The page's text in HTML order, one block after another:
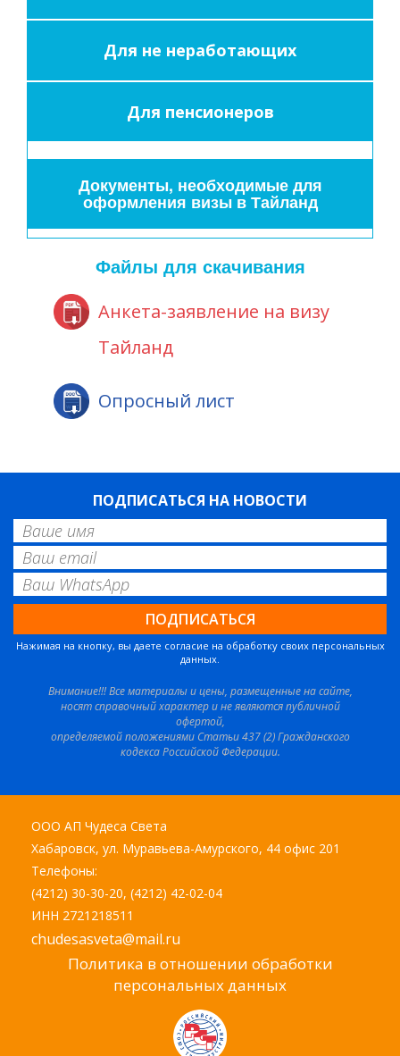
Для не неработающих
Для пенсионеров
Документы, необходимые для
оформления визы в Тайланд
Файлы для скачивания
Анкета-заявление на визу
Тайланд
Опросный лист
ПОДПИСАТЬСЯ НА НОВОСТИ
Нажимая на кнопку, вы даете согласие на обработку своих персональных
данных.
Внимание!!! Все материалы и цены, размещенные на сайте,
носят справочный характер и не являются публичной
офертой,
определяемой положениями Статьи 437 (2) Гражданского
кодекса Российской Федерации.
ООО АП Чудеса Света
Хабаровск, ул. Муравьева-Амурского, 44 офис 201
Телефоны:
(4212) 30-30-20, (4212) 42-02-04
ИНН 2721218511
chudesasveta@mail.ru
Политика в отношении обработки
персональных данных